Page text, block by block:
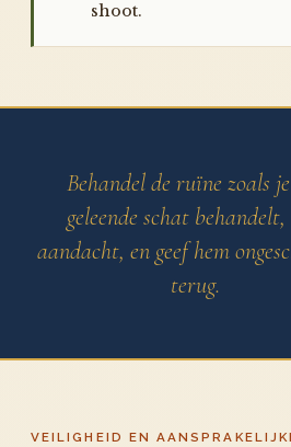
shoot.
Behandel de ruïne zoals
geleende schat
aandacht, en geef hem
terug.
VEILIGHEID EN